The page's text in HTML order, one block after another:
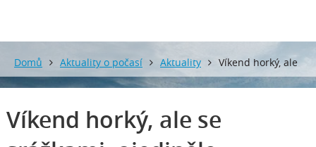
Domů Aktuality o počasí Aktuality Víkend horký, ale
se srážkami, ojediněle intenzivními
Víkend horký, ale se